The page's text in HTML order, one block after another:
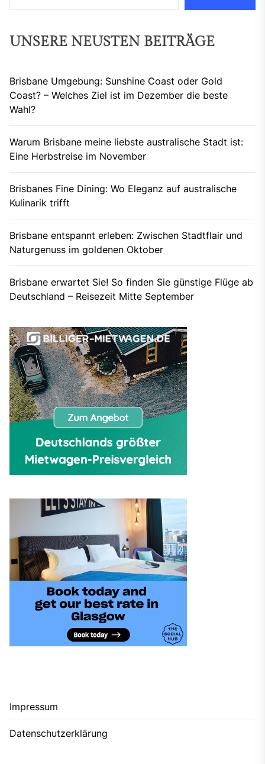
UNSERE NEUSTEN BEITRÄGE
Brisbane Umgebung: Sunshine Coast oder Gold
Coast? – Welches Ziel ist im Dezember die beste
Wahl?
Warum Brisbane meine liebste australische Stadt ist:
Eine Herbstreise im November
Brisbanes Fine Dining: Wo Eleganz auf australische
Kulinarik trifft
Brisbane entspannt erleben: Zwischen Stadtflair und
Naturgenuss im goldenen Oktober
Brisbane erwartet Sie! So finden Sie günstige Flüge ab
Deutschland – Reisezeit Mitte September
Impressum
Datenschutzerklärung